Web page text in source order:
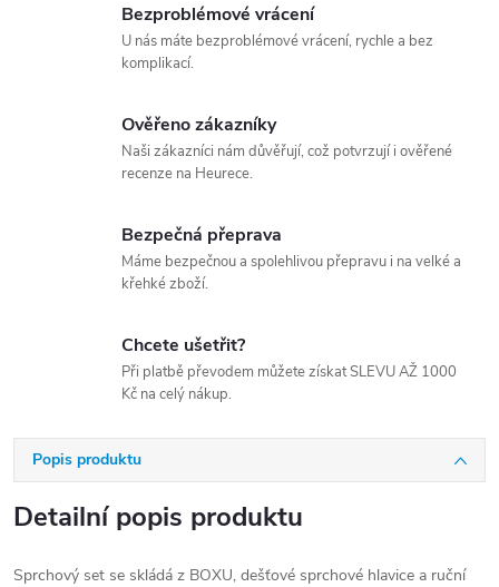
Bezproblémové vrácení
U nás máte bezproblémové vrácení, rychle a bez
komplikací.
Ověřeno zákazníky
Naši zákazníci nám důvěřují, což potvrzují i ověřené
recenze na Heurece.
Bezpečná přeprava
Máme bezpečnou a spolehlivou přepravu i na velké a
křehké zboží.
Chcete ušetřit?
Při platbě převodem můžete získat SLEVU AŽ 1000
Kč na celý nákup.
Popis produktu
Detailní popis produktu
Sprchový set se skládá z BOXU, dešťové sprchové hlavice a ruční